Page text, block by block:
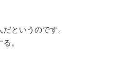
というのです。
。